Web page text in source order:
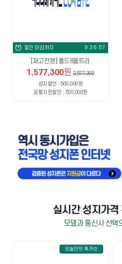
할인 마감까지 9:36:56
[재고전쟁] 폴드8울트라
1,577,300원 2,577,300
성지할인 : 500,000원
공통지원할인 : 500,000원
실시간 성지가격
모델과 통신사 선택
오늘만의 특가⏰